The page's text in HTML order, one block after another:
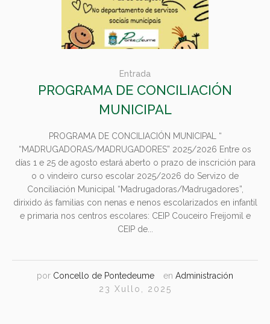
Entrada
PROGRAMA DE CONCILIACIÓN
MUNICIPAL
PROGRAMA DE CONCILIACIÓN MUNICIPAL “
“MADRUGADORAS/MADRUGADORES” 2025/2026 Entre os
días 1 e 25 de agosto estará aberto o prazo de inscrición para
o o vindeiro curso escolar 2025/2026 do Servizo de
Conciliación Municipal “Madrugadoras/Madrugadores”,
dirixido ás familias con nenas e nenos escolarizados en infantil
e primaria nos centros escolares: CEIP Couceiro Freijomil e
CEIP de...
por Concello de Pontedeume en Administración
23 Xullo, 2025